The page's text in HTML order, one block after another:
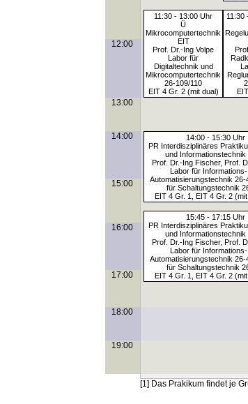
11:30 - 13:00 Uhr
Ü
Mikrocomputertechnik
EIT
Prof. Dr.-Ing Volpe
Labor für
Digitaltechnik und
Mikrocomputertechnik
26-109/110
EIT 4 Gr. 2 (mit dual)
11:30
12:00
13:00
14:00
14:00 - 15:30 Uhr
PR Interdisziplinäres
und Informationstechnik
Prof. Dr.-Ing Fischer, Prof.
Labor für
Automatisierungstechnik 26-
für Schaltungstechnik
EIT 4 Gr. 1, EIT 4 Gr. 2
15:00
15:45 - 17:15 Uhr
PR Interdisziplinäres
und Informationstechnik
Prof. Dr.-Ing Fischer, Prof.
Labor für
Automatisierungstechnik 26-
für Schaltungstechnik
EIT 4 Gr. 1, EIT 4 Gr. 2
16:00
17:00
18:00
19:00
[1] Das Prakikum findet je